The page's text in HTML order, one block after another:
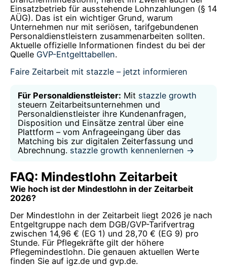
Einsatzbetrieb für ausstehende Lohnzahlungen (§ 14
AÜG). Das ist ein wichtiger Grund, warum
Unternehmen nur mit seriösen, tarifgebundenen
Personaldienstleistern zusammenarbeiten sollten.
Aktuelle offizielle Informationen findest du bei der
Quelle GVP-Entgelttabellen.
Faire Zeitarbeit mit stazzle – jetzt informieren
Für Personaldienstleister: Mit stazzle growth
steuern Zeitarbeitsunternehmen und
Personaldienstleister ihre Kundenanfragen,
Disposition und Einsätze zentral über eine
Plattform – vom Anfrageeingang über das
Matching bis zur digitalen Zeiterfassung und
Abrechnung. stazzle growth kennenlernen →
FAQ: Mindestlohn Zeitarbeit
Wie hoch ist der Mindestlohn in der Zeitarbeit
2026?
Der Mindestlohn in der Zeitarbeit liegt 2026 je nach
Entgeltgruppe nach dem DGB/GVP-Tarifvertrag
zwischen 14,96 € (EG 1) und 28,70 € (EG 9) pro
Stunde. Für Pflegekräfte gilt der höhere
Pflegemindestlohn. Die genauen aktuellen Werte
finden Sie auf igz.de und gvp.de.